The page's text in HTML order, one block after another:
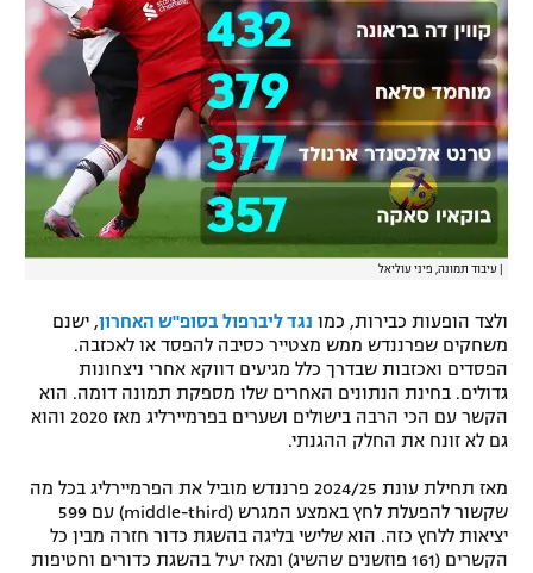
עיבוד תמונה, פיני עוליאל
ולצד הופעות כבירות, כמו נגד ליברפול בסופ"ש האחרון, ישנם
משחקים שפרננדש ממש מצטייר כסיבה להפסד או לאכזבה.
הפסדים ואכזבות שבדרך כלל מגיעים דווקא אחרי ניצחונות
גדולים. בחינת הנתונים האחרים שלו מספקת תמונה דומה. הוא
הקשר עם הכי הרבה בישולים ושערים בפרמיירליג מאז 2020 והוא
גם לא זונח את החלק ההגנתי.
מאז תחילת עונת 2024/25 פרננדש מוביל את הפרמיירליג בכל מה
שקשור להפעלת לחץ באמצע המגרש (middle-third) עם 599
יציאות ללחץ כזה. הוא שלישי בליגה בהשגת כדור חזרה מבין כל
הקשרים (161 פוזשנים שהשיג) ומאז יעיל בהשגת כדורים וחטיפות